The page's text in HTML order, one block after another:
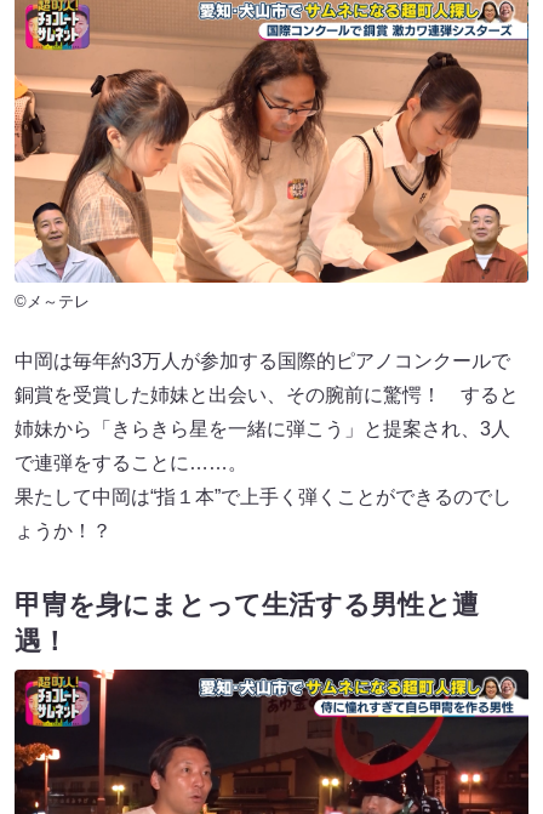
©メ～テレ
中岡は毎年約3万人が参加する国際的ピアノコンクールで
銅賞を受賞した姉妹と出会い、その腕前に驚愕！ すると
姉妹から「きらきら星を一緒に弾こう」と提案され、3人
で連弾をすることに……。
果たして中岡は“指１本”で上手く弾くことができるのでし
ょうか！？
甲冑を身にまとって生活する男性と遭
遇！